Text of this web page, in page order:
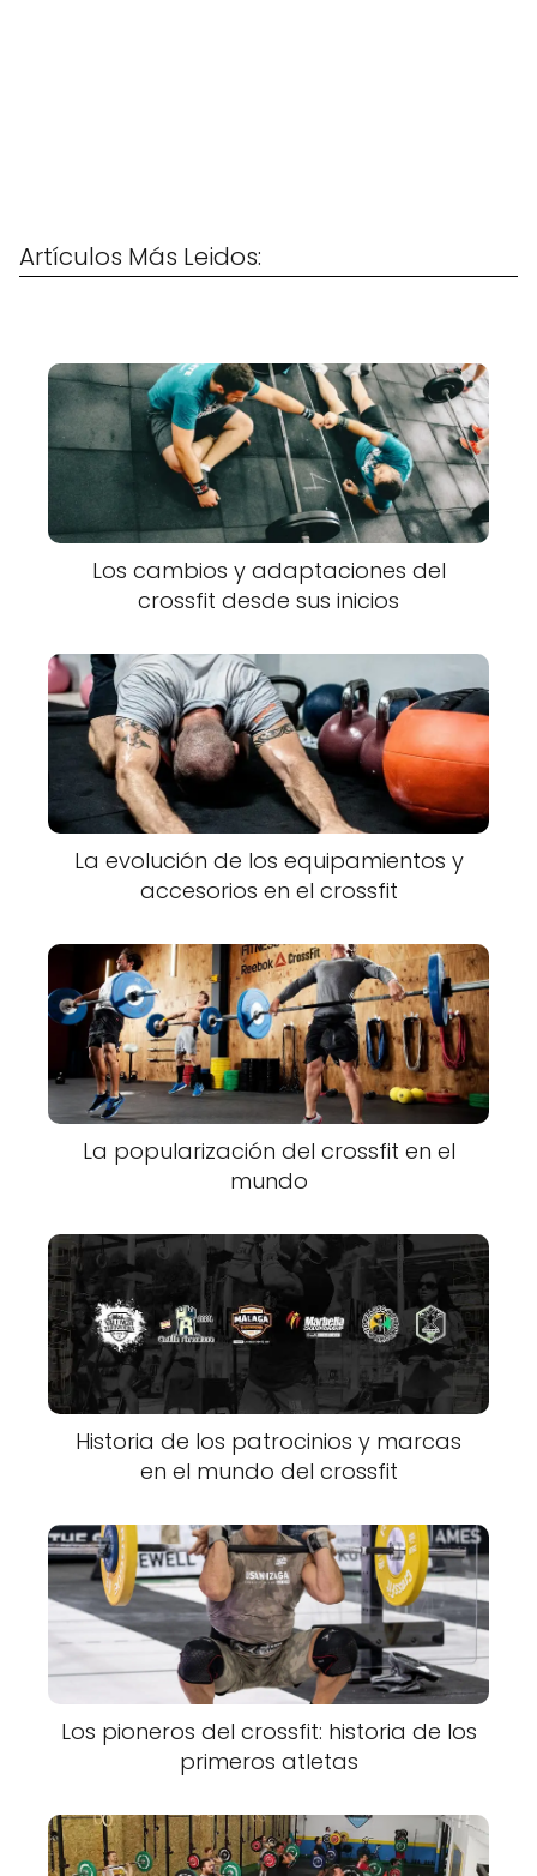
Artículos Más Leidos:
Los cambios y adaptaciones del
crossfit desde sus inicios
La evolución de los equipamientos y
accesorios en el crossfit
La popularización del crossfit en el
mundo
Historia de los patrocinios y marcas
en el mundo del crossfit
Los pioneros del crossfit: historia de los
primeros atletas